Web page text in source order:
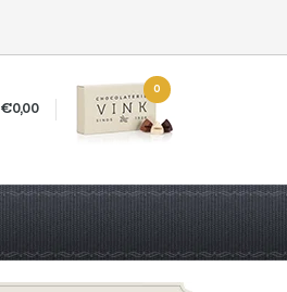
€0,00
0